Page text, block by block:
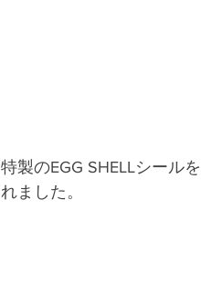
特製のEGG SHELLシール
れました。